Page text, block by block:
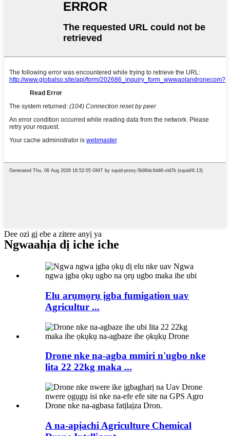
Dee ozi gị ebe a zitere anyị ya
Ngwaahịa dị iche iche
Elu arụmọrụ ịgba fumigation uav
Agricultur ...
Drone nke na-agba mmiri n'ugbo nke
lita 22 22kg maka ...
A na-apịachi Agriculture Chemical